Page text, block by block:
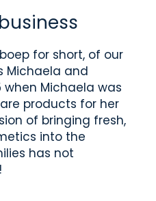
for short, of our
Michaela and
when Michaela was
products for her
of bringing fresh,
into the
has not